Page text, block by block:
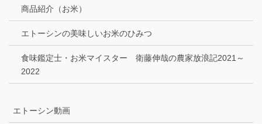
商品紹介（お米）
エトーシンの美味しいお米のひみつ
食味鑑定士・お米マイスター 衛藤伸哉の農家放浪記2021～
2022
エトーシン動画